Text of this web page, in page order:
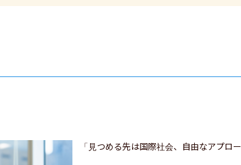
「見つめる先は国際社会、自由なアプロ